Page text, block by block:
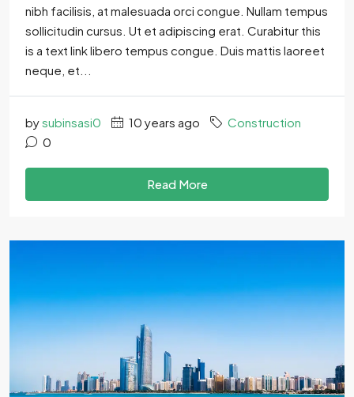
nibh facilisis, at malesuada orci congue. Nullam tempus
sollicitudin cursus. Ut et adipiscing erat. Curabitur this
is a text link libero tempus congue. Duis mattis laoreet
neque, et...
bysubinsasi0 10 years ago
Construction
0
Read More